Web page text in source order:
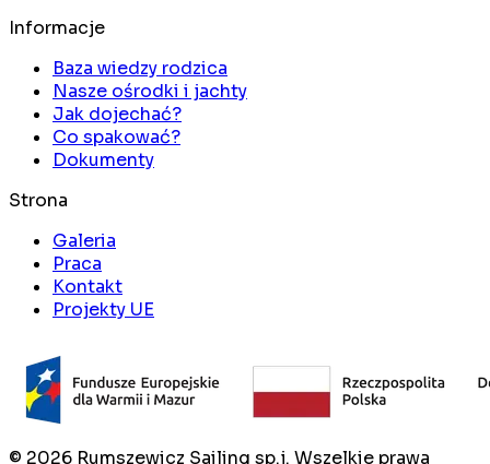
Informacje
Baza wiedzy rodzica
Nasze ośrodki i jachty
Jak dojechać?
Co spakować?
Dokumenty
Strona
Galeria
Praca
Kontakt
Projekty UE
© 2026 Rumszewicz Sailing sp.j. Wszelkie prawa